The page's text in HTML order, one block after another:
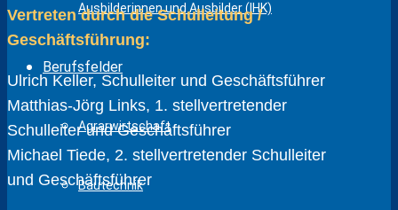
Ausbilderinnen und Ausbilder (IHK)
Berufsfelder
Agrarwirtschaft
Bautechnik
Vertreten durch die Schulleitung /
Geschäftsführung:
Ulrich Keller, Schulleiter und Geschäftsführer
Matthias-Jörg Links, 1. stellvertretender
Schulleiter und Geschäftsführer
Michael Tiede, 2. stellvertretender Schulleiter
und Geschäftsführer